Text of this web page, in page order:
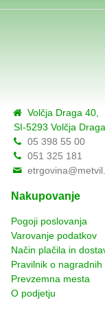
Volčja Draga 40,
SI-5293 Volčja Draga
05 398 55 00
051 325 181
Nakupovanje
Pogoji poslovanja
Varovanje podatkov
Način plačila in
Pravilnik o
Prevzemna mesta
O podjetju